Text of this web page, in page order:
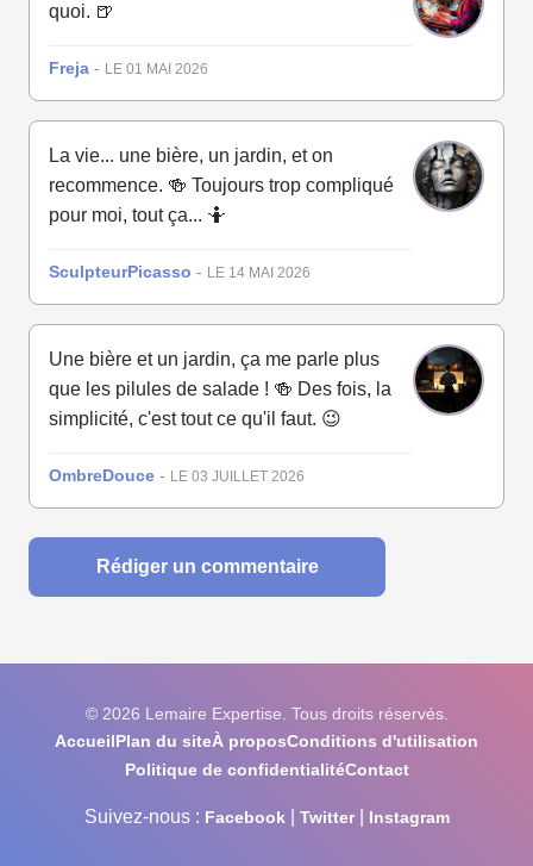
quoi. 🍺
Freja - LE 01 MAI 2026
La vie... une bière, un jardin, et on
recommence. 🍻 Toujours trop compliqué
pour moi, tout ça... 🤷
SculpteurPicasso - LE 14 MAI 2026
Une bière et un jardin, ça me parle plus
que les pilules de salade ! 🍻 Des fois, la
simplicité, c'est tout ce qu'il faut. 😉
OmbreDouce - LE 03 JUILLET 2026
Rédiger un commentaire
© 2026 Lemaire Expertise. Tous droits réservés.
AccueilPlan du siteÀ proposConditions d'utilisation
Politique de confidentialitéContact
Suivez-nous : Facebook| Twitter| Instagram